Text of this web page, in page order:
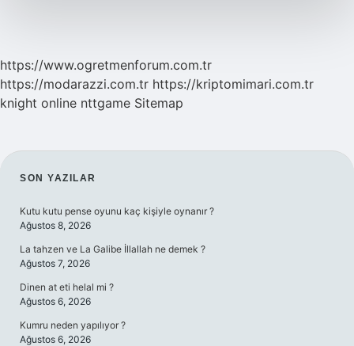
https://www.ogretmenforum.com.tr
https://modarazzi.com.tr https://kriptomimari.com.tr
knight online nttgame Sitemap
SIDEBAR
SON YAZILAR
Kutu kutu pense oyunu kaç kişiyle oynanır ?
Ağustos 8, 2026
La tahzen ve La Galibe İllallah ne demek ?
Ağustos 7, 2026
Dinen at eti helal mi ?
Ağustos 6, 2026
Kumru neden yapılıyor ?
Ağustos 6, 2026